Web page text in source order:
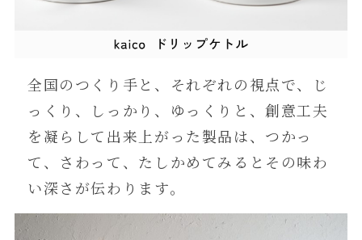
全国のつくり手と、それぞれの視点で、じ
っくり、しっかり、ゆっくりと、創意工夫
を凝らして出来上がった製品は、つかっ
て、さわって、たしかめてみるとその味わ
い深さが伝わります。